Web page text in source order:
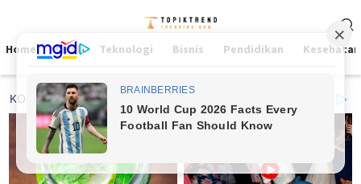
contentMenu
Home Viral Teknologi Bisnis Pendidikan Kesehatan